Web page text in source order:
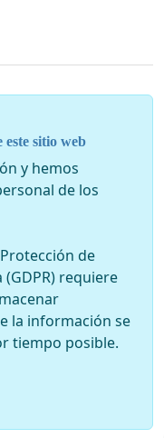
sitio web
y hemos
de los
de
requiere
la información se
tiempo posible.